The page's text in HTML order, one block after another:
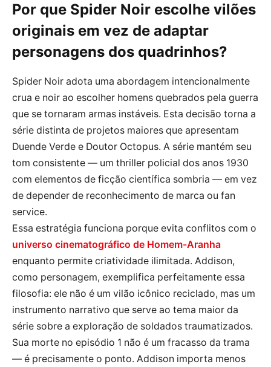
Por que Spider Noir escolhe vilões
originais em vez de adaptar
personagens dos quadrinhos?
Spider Noir adota uma abordagem intencionalmente
crua e noir ao escolher homens quebrados pela guerra
que se tornaram armas instáveis. Esta decisão torna a
série distinta de projetos maiores que apresentam
Duende Verde e Doutor Octopus. A série mantém seu
tom consistente — um thriller policial dos anos 1930
com elementos de ficção científica sombria — em vez
de depender de reconhecimento de marca ou fan
service.
Essa estratégia funciona porque evita conflitos com o
universo cinematográfico de Homem-Aranha
enquanto permite criatividade ilimitada. Addison,
como personagem, exemplifica perfeitamente essa
filosofia: ele não é um vilão icônico reciclado, mas um
instrumento narrativo que serve ao tema maior da
série sobre a exploração de soldados traumatizados.
Sua morte no episódio 1 não é um fracasso da trama
— é precisamente o ponto. Addison importa menos